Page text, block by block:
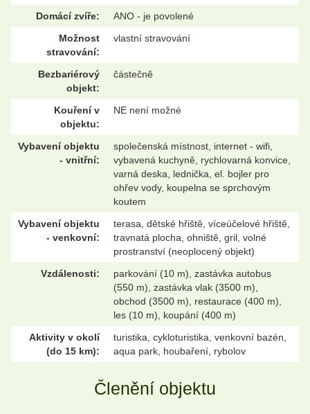
Domácí zvíře:
ANO - je povolené
Možnost
stravování:
vlastní stravování
Bezbariérový
objekt:
částečně
Kouření v
objektu:
NE není možné
Vybavení objektu
- vnitřní:
společenská místnost, internet - wifi,
vybavená kuchyně, rychlovarná konvice,
varná deska, lednička, el. bojler pro
ohřev vody, koupelna se sprchovým
koutem
Vybavení objektu
- venkovní:
terasa, dětské hřiště, víceúčelové hřiště,
travnatá plocha, ohniště, gril, volné
prostranství (neoplocený objekt)
Vzdálenosti:
parkování (10 m), zastávka autobus
(550 m), zastávka vlak (3500 m),
obchod (3500 m), restaurace (400 m),
les (10 m), koupání (400 m)
Aktivity v okolí
(do 15 km):
turistika, cykloturistika, venkovní bazén,
aqua park, houbaření, rybolov
Členění objektu